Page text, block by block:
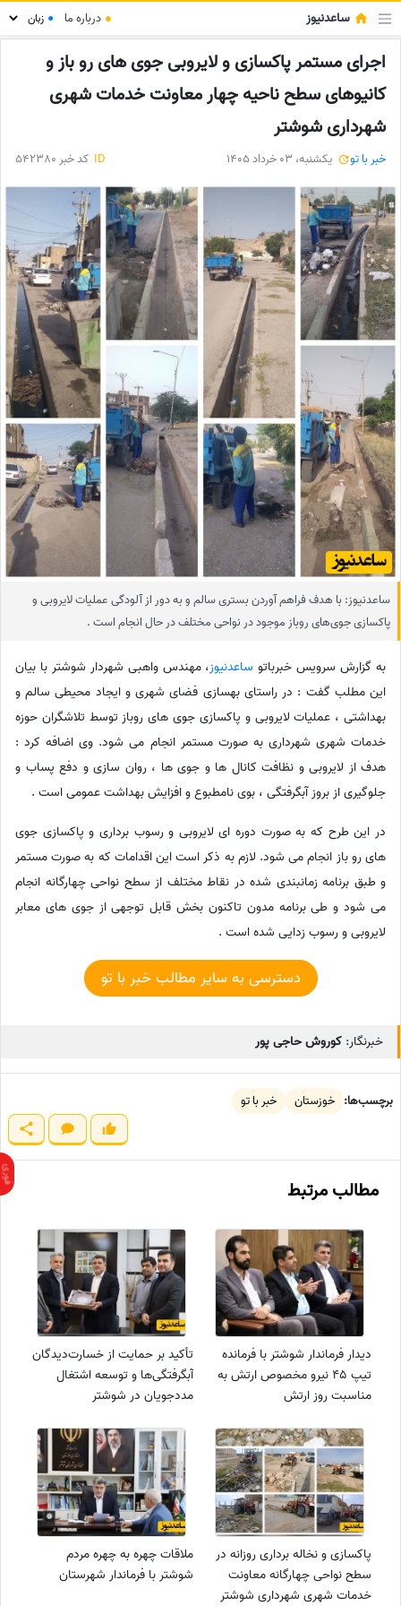
ساعدنیوز ● درباره ما ●
اجرای مستمر پاکسازی و لایروبی جوی های رو باز و
کانیوهای سطح ناحیه چهار معاونت خدمات شهری
شهرداری شوشتر
خبر با تو یکشنبه، 03 خرداد 1405 ID کد خبر 542380
ساعدنیوز: با هدف فراهم آوردن بستری سالم و به دور از آلودگی عملیات لایروبی و
پاکسازی جوی‌های روباز موجود در نواحی مختلف در حال انجام است .
به گزارش سرویس خبرباتو ساعدنیوز، مهندس واهبی شهردار شوشتر با بیان
این مطلب گفت : در راستای بهسازی فضای شهری و ایجاد محیطی سالم و
بهداشتی ، عملیات لایروبی و پاکسازی جوی های روباز توسط تلاشگران حوزه
خدمات شهری شهرداری به صورت مستمر انجام می شود. وی اضافه کرد :
هدف از لایروبی و نظافت کانال ها و جوی ها ، روان سازی و دفع پساب و
جلوگیری از بروز آبگرفتگی ، بوی نامطبوع و افزایش بهداشت عمومی است .
در این طرح که به صورت دوره ای لایروبی و رسوب برداری و پاکسازی جوی
های رو باز انجام می شود. لازم به ذکر است این اقدامات که به صورت مستمر
و طبق برنامه زمانبندی شده در نقاط مختلف از سطح نواحی چهارگانه انجام
می شود و طی برنامه مدون تاکنون بخش قابل توجهی از جوی های معابر
لایروبی و رسوب زدایی شده است .
دسترسی به سایر مطالب خبر با تو
خبرنگار: کوروش حاجی پور
برچسب‌ها: خوزستان خبر با تو
مطالب مرتبط
دیدار فرماندار شوشتر با فرمانده
تیپ 45 نیرو مخصوص ارتش به
مناسبت روز ارتش
تأکید بر حمایت از خسارت‌دیدگان
آبگرفتگی‌ها و توسعه اشتغال
مددجویان در شوشتر
پاکسازی و نخاله برداری روزانه در
سطح نواحی چهارگانه معاونت
خدمات شهری شهرداری شوشتر
ملاقات چهره به چهره مردم
شوشتر با فرماندار شهرستان